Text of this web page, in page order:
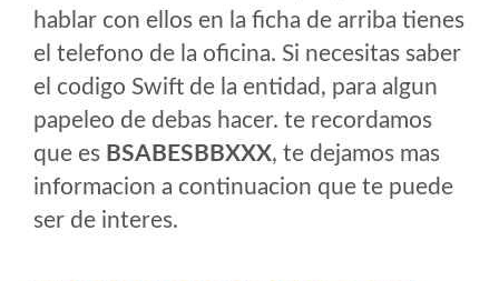
hablar con ellos en la ficha de arriba tienes
el telefono de la oficina. Si necesitas saber
el codigo Swift de la entidad, para algun
papeleo de debas hacer. te recordamos
que es BSABESBBXXX, te dejamos mas
informacion a continuacion que te puede
ser de interes.